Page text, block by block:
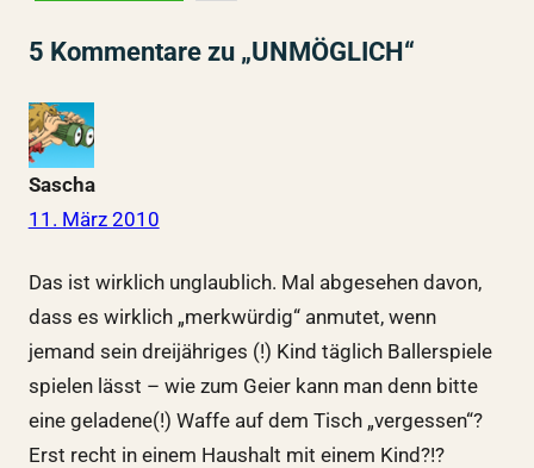
5 Kommentare zu „UNMÖGLICH“
Sascha
11. März 2010
Das ist wirklich unglaublich. Mal abgesehen davon,
dass es wirklich „merkwürdig“ anmutet, wenn
jemand sein dreijähriges (!) Kind täglich Ballerspiele
spielen lässt – wie zum Geier kann man denn bitte
eine geladene(!) Waffe auf dem Tisch „vergessen“?
Erst recht in einem Haushalt mit einem Kind?!?